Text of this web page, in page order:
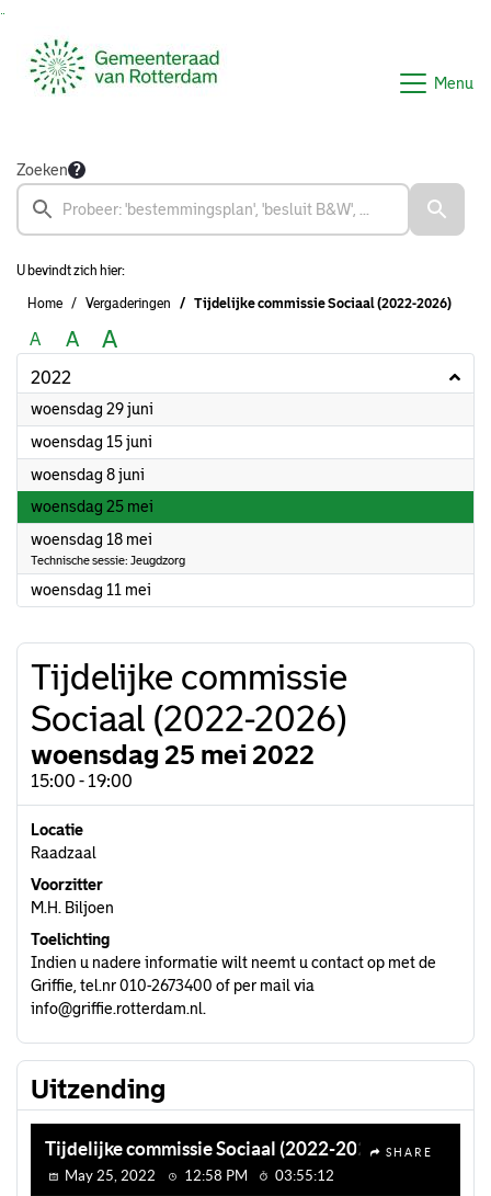
Menu
Zoeken
U bevindt zich hier:
Home Vergaderingen Tijdelijke commissie Sociaal (2022-2026)
A A A
2022
woensdag 29 juni
woensdag 15 juni
woensdag 8 juni
woensdag 25 mei
woensdag 18 mei
Technische sessie: Jeugdzorg
woensdag 11 mei
Tijdelijke commissie
Sociaal (2022-2026)
woensdag 25 mei 2022
15:00 - 19:00
Locatie
Raadzaal
Voorzitter
M.H. Biljoen
Toelichting
Indien u nadere informatie wilt neemt u contact op met de
Griffie, tel.nr 010-2673400 of per mail via
info@griffie.rotterdam.nl.
Uitzending